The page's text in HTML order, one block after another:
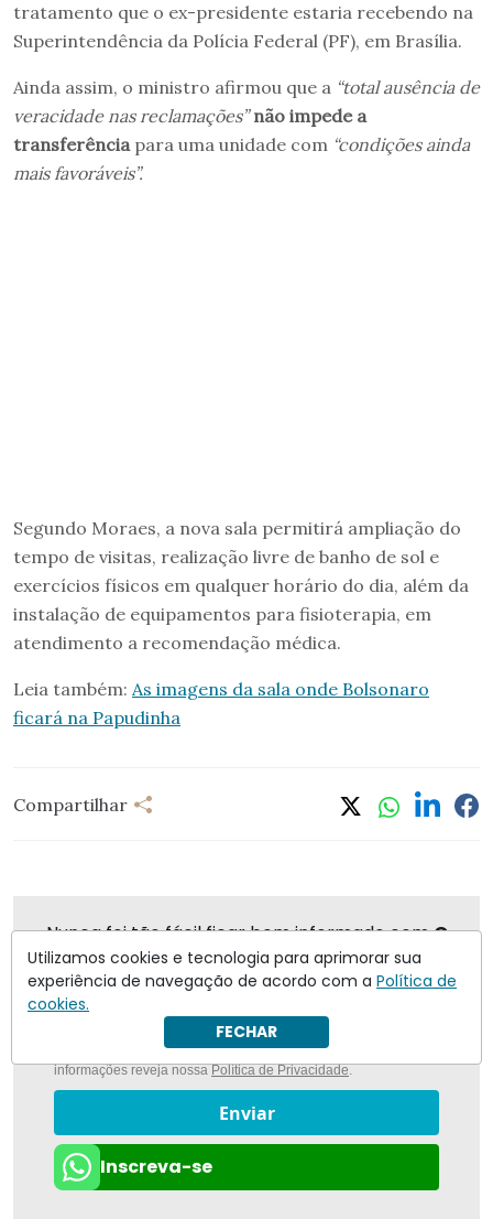
tratamento que o ex-presidente estaria recebendo na
Superintendência da Polícia Federal (PF), em Brasília.
Ainda assim, o ministro afirmou que a “total ausência de
veracidade nas reclamações”não impede a
transferênciapara uma unidade com “condições ainda
mais favoráveis”.
Segundo Moraes, a nova sala permitirá ampliação do
tempo de visitas, realização livre de banho de sol e
exercícios físicos em qualquer horário do dia, além da
instalação de equipamentos para fisioterapia, em
atendimento a recomendação médica.
Leia também: As imagens da sala onde Bolsonaro
ficará na Papudinha
Compartilhar
Nunca foi tão fácil ficar bem informado comO
Antagonista
Eu concordo em receber notificações | Para obter mais
informações reveja nossa Política de Privacidade.
Enviar
Inscreva-se
Utilizamos cookies e tecnologia para aprimorar sua
experiência de navegação de acordo com a Política de
cookies.
FECHAR